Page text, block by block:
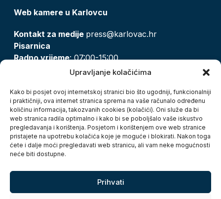
Upravljanje kolačićima
Kako bi posjet ovoj internetskoj stranici bio što ugodniji, funkcionalniji
i praktičniji, ova internet stranica sprema na vaše računalo određenu
količinu informacija, takozvanih cookies (kolačići). Oni služe da bi
web stranica radila optimalno i kako bi se poboljšalo vaše iskustvo
pregledavanja i korištenja. Posjetom i korištenjem ove web stranice
pristajete na upotrebu kolačića koje je moguće i blokirati. Nakon toga
ćete i dalje moći pregledavati web stranicu, ali vam neke mogućnosti
neće biti dostupne.
Prihvati
Web kamere u Karlovcu
Kontakt za medije press@karlovac.hr
Pisarnica
Radno vrijeme: 07:00-15:00
pisarnica@karlovac.hr
Zaštita osobnih podataka
Pristup informacijama
Kolačići
Izjava o pristupačnosti
Turistička zajednica grada Karlovca